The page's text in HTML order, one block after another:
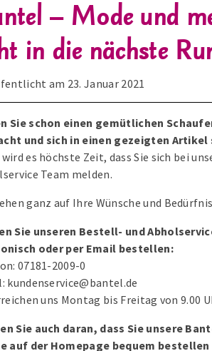
– Mode und
in die nächste
am 23. Januar 2021
Sie schon einen gemütlichen
und sich in einen gezeigten
wird es höchste Zeit, dass Sie sich bei
Team melden.
ganz auf Ihre Wünsche und
Sie unseren Bestell- und
oder per Email bestellen:
07181-2009-0
kundenservice@bantel.de
uns Montag bis Freitag von 9.00
Sie auch daran, dass Sie unsere
auf der Homepage bequem